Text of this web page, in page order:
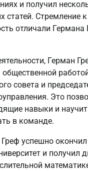
и получил
статей. Стремление
отличали Германа
Герман
совета и
Это
навыки и
в команде.
Греф успешно
и получил